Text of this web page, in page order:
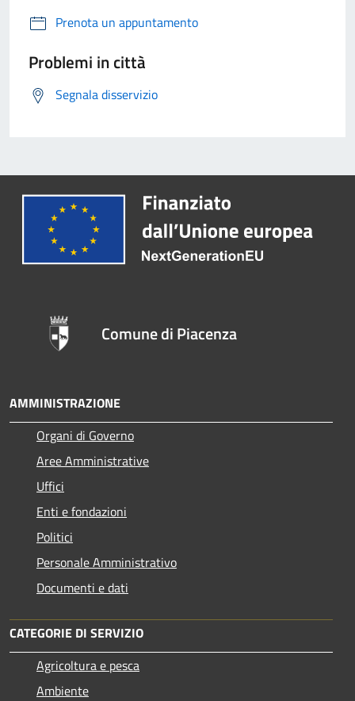
Prenota un appuntamento
Problemi in città
Segnala disservizio
Comune di Piacenza
AMMINISTRAZIONE
Organi di Governo
Aree Amministrative
Uffici
Enti e fondazioni
Politici
Personale Amministrativo
Documenti e dati
CATEGORIE DI SERVIZIO
Agricoltura e pesca
Ambiente